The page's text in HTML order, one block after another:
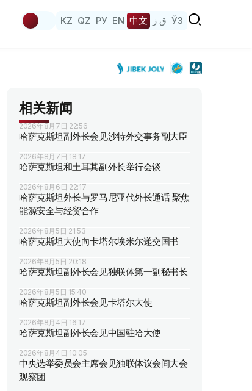
KZ QZ РУ EN 中文 ق ز ЎЗ
相关新闻
2026年8月7日 22:56
哈萨克斯坦副外长会见沙特外交事务副大臣
2026年8月7日 18:17
哈萨克斯坦和土耳其副外长举行会谈
2026年8月6日 22:17
哈萨克斯坦外长与罗马尼亚代外长通话 聚焦
能源安全与经贸合作
2026年8月5日 21:53
哈萨克斯坦大使向卡塔尔埃米尔递交国书
2026年8月5日 20:18
哈萨克斯坦副外长会见独联体第一副秘书长
2026年8月5日 15:40
哈萨克斯坦副外长会见卡塔尔大使
2026年8月4日 16:17
哈萨克斯坦副外长会见中国驻哈大使
2026年8月4日 10:05
中央选举委员会主席会见独联体议会间大会
观察团